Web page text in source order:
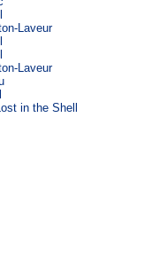
Laveur
Laveur
in the Shell